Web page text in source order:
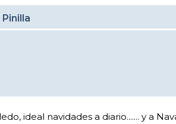
ideal navidades a diario....... y a